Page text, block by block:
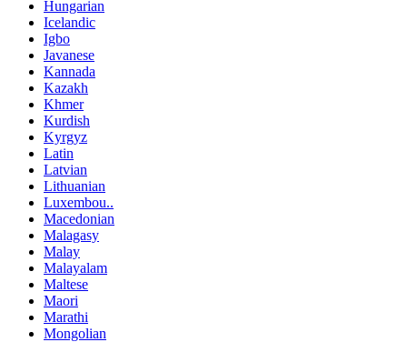
Hungarian
Icelandic
Igbo
Javanese
Kannada
Kazakh
Khmer
Kurdish
Kyrgyz
Latin
Latvian
Lithuanian
Luxembou..
Macedonian
Malagasy
Malay
Malayalam
Maltese
Maori
Marathi
Mongolian